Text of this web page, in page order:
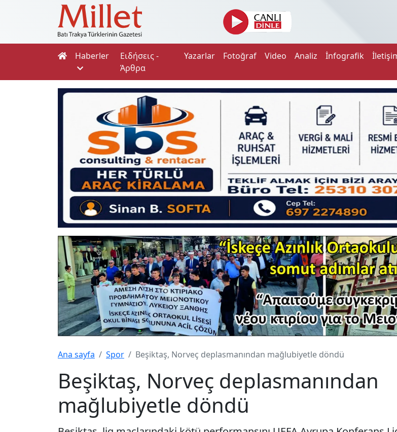
Haberler
Ειδήσεις -
Άρθρα
Yazarlar Fotoğraf Video Analiz İnfografik
Ana sayfa Spor Beşiktaş, Norveç deplasmanından mağlubiyetle döndü
Beşiktaş, Norveç deplasmanından
mağlubiyetle döndü